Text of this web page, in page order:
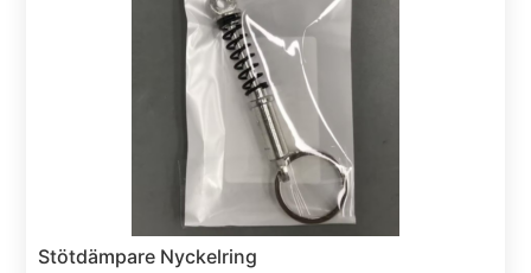
Stötdämpare Nyckelring